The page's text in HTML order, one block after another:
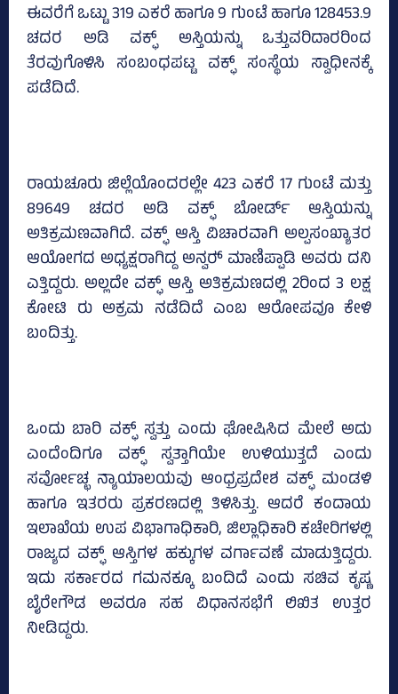
ಈವರೆಗೆ ಒಟ್ಟು 319 ಎಕರೆ ಹಾಗೂ 9 ಗುಂಟೆ ಹಾಗೂ 128453.9
ಚದರ ಅಡಿ ವಕ್ಫ್‌ ಅಸ್ತಿಯನ್ನು ಒತ್ತುವರಿದಾರರಿಂದ
ತೆರವುಗೊಳಿಸಿ ಸಂಬಂಧಪಟ್ಟ ವಕ್ಫ್‌ ಸಂಸ್ಥೆಯ ಸ್ವಾಧೀನಕ್ಕೆ
ಪಡೆದಿದೆ.
ರಾಯಚೂರು ಜಿಲ್ಲೆಯೊಂದರಲ್ಲೇ 423 ಎಕರೆ 17 ಗುಂಟೆ ಮತ್ತು
89649 ಚದರ ಅಡಿ ವಕ್ಫ್ ಬೋರ್ಡ್ ಆಸ್ತಿಯನ್ನು
ಅತಿಕ್ರಮಣವಾಗಿದೆ. ವಕ್ಫ್‌ ಆಸ್ತಿ ವಿಚಾರವಾಗಿ ಅಲ್ಪಸಂಖ್ಯಾತರ
ಆಯೋಗದ ಅಧ್ಯಕ್ಷರಾಗಿದ್ದ ಅನ್ವರ್‍‌ ಮಾಣಿಪ್ಪಾಡಿ ಅವರು ದನಿ
ಎತ್ತಿದ್ದರು. ಅಲ್ಲದೇ ವಕ್ಫ್‌ ಆಸ್ತಿ ಅತಿಕ್ರಮಣದಲ್ಲಿ 2ರಿಂದ 3 ಲಕ್ಷ
ಕೋಟಿ ರು ಅಕ್ರಮ ನಡೆದಿದೆ ಎಂಬ ಆರೋಪವೂ ಕೇಳಿ
ಬಂದಿತ್ತು.
ಒಂದು ಬಾರಿ ವಕ್ಫ್‌ ಸ್ವತ್ತು ಎಂದು ಘೋಷಿಸಿದ ಮೇಲೆ ಅದು
ಎಂದೆಂದಿಗೂ ವಕ್ಫ್‌ ಸ್ವತ್ತಾಗಿಯೇ ಉಳಿಯುತ್ತದೆ ಎಂದು
ಸರ್ವೋಚ್ಛ ನ್ಯಾಯಾಲಯವು ಆಂಧ್ರಪ್ರದೇಶ ವಕ್ಫ್‌ ಮಂಡಳಿ
ಹಾಗೂ ಇತರರು ಪ್ರಕರಣದಲ್ಲಿ ತಿಳಿಸಿತ್ತು. ಆದರೆ ಕಂದಾಯ
ಇಲಾಖೆಯ ಉಪ ವಿಭಾಗಾಧಿಕಾರಿ, ಜಿಲ್ಲಾಧಿಕಾರಿ ಕಚೇರಿಗಳಲ್ಲಿ
ರಾಜ್ಯದ ವಕ್ಫ್‌ ಆಸ್ತಿಗಳ ಹಕ್ಕುಗಳ ವರ್ಗಾವಣೆ ಮಾಡುತ್ತಿದ್ದರು.
ಇದು ಸರ್ಕಾರದ ಗಮನಕ್ಕೂ ಬಂದಿದೆ ಎಂದು ಸಚಿವ ಕೃಷ್ಣ
ಬೈರೇಗೌಡ ಅವರೂ ಸಹ ವಿಧಾನಸಭೆಗೆ ಲಿಖಿತ ಉತ್ತರ
ನೀಡಿದ್ದರು.